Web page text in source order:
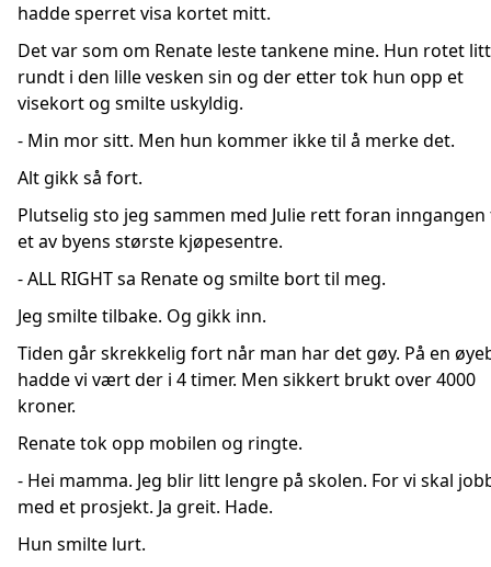
hadde sperret visa kortet mitt.
Det var som om Renate leste tankene mine. Hun rotet litt
rundt i den lille vesken sin og der etter tok hun opp et
visekort og smilte uskyldig.
- Min mor sitt. Men hun kommer ikke til å merke det.
Alt gikk så fort.
Plutselig sto jeg sammen med Julie rett foran inngangen
et av byens største kjøpesentre.
- ALL RIGHT sa Renate og smilte bort til meg.
Jeg smilte tilbake. Og gikk inn.
Tiden går skrekkelig fort når man har det gøy. På en
hadde vi vært der i 4 timer. Men sikkert brukt over 4000
kroner.
Renate tok opp mobilen og ringte.
- Hei mamma. Jeg blir litt lengre på skolen. For vi skal
med et prosjekt. Ja greit. Hade.
Hun smilte lurt.